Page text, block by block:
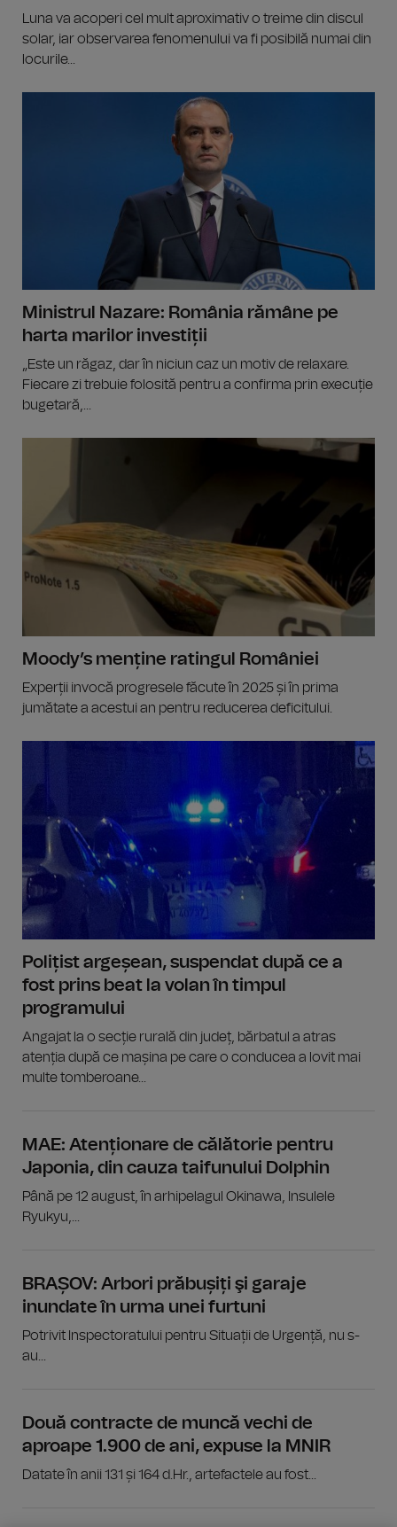
Luna va acoperi cel mult aproximativ o treime din discul
solar, iar observarea fenomenului va fi posibilă numai din
locurile...
Ministrul Nazare: România rămâne pe
harta marilor investiții
„Este un răgaz, dar în niciun caz un motiv de relaxare.
Fiecare zi trebuie folosită pentru a confirma prin execuție
bugetară,...
Moody’s menține ratingul României
Experții invocă progresele făcute în 2025 și în prima
jumătate a acestui an pentru reducerea deficitului.
Polițist argeșean, suspendat după ce a
fost prins beat la volan în timpul
programului
Angajat la o secție rurală din județ, bărbatul a atras
atenția după ce mașina pe care o conducea a lovit mai
multe tomberoane...
MAE: Atenționare de călătorie pentru
Japonia, din cauza taifunului Dolphin
Până pe 12 august, în arhipelagul Okinawa, Insulele
Ryukyu,...
BRAȘOV: Arbori prăbușiți şi garaje
inundate în urma unei furtuni
Potrivit Inspectoratului pentru Situații de Urgență, nu s-
au...
Două contracte de muncă vechi de
aproape 1.900 de ani, expuse la MNIR
Datate în anii 131 și 164 d.Hr., artefactele au fost...